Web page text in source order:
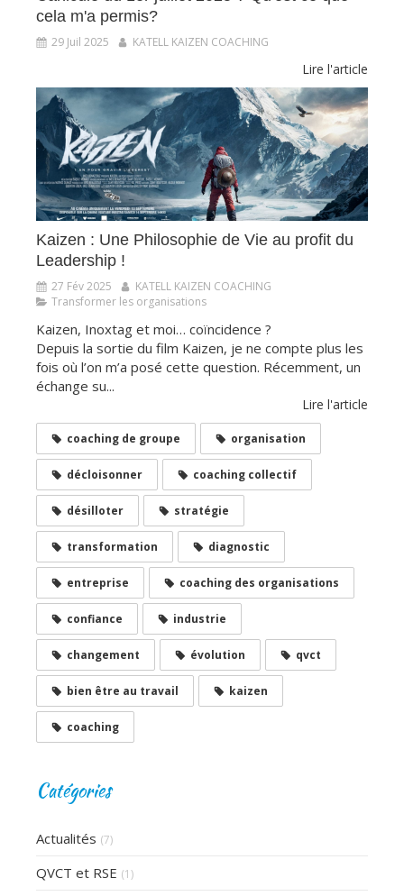
cela m'a permis?
29 Juil 2025 KATELL KAIZEN COACHING
Lire l'article
​​​​​​​Kaizen : Une Philosophie de Vie au profit du
Leadership !
27 Fév 2025
KATELL KAIZEN COACHING
Transformer les organisations
Kaizen, Inoxtag et moi… coïncidence ?
Depuis la sortie du film Kaizen, je ne compte plus les
fois où l’on m’a posé cette question. Récemment, un
échange su...
Lire l'article
coaching de groupe organisation
décloisonner coaching collectif
désilloter stratégie
transformation diagnostic
entreprise coaching des organisations
confiance industrie
changement évolution qvct
bien être au travail kaizen
coaching
Catégories
Actualités (7)
QVCT et RSE (1)